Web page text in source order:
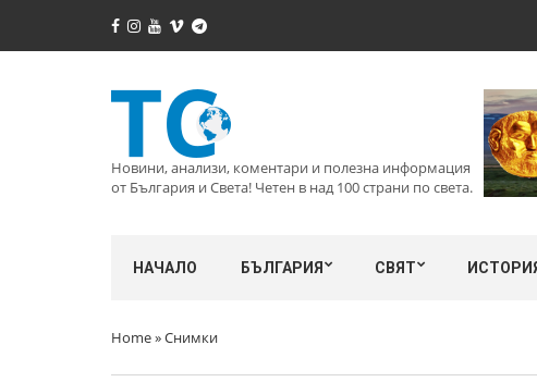
Новини, анализи, коментари и полезна информация
от България и Света! Четен в над 100 страни по света.
НАЧАЛО БЪЛГАРИЯ СВЯТ
Home»Снимки